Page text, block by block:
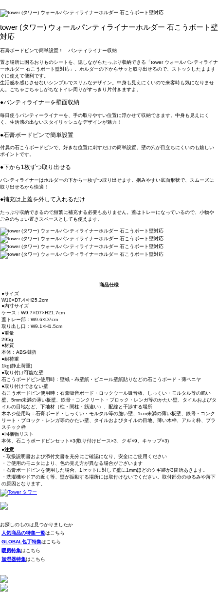
tower (タワー) ウォールパンティライナーホルダー 石こうボート壁
対応
石膏ボードピンで簡単設置！ パンティライナー収納
置き場所に困るおりものシートを、隠しながらたっぷり収納できる「tower ウォールパンティライナ
ーホルダー 石こうボート壁対応」。ホルダーの下からサッと取り出せるので、ストックしたまます
ぐに使えて便利です。
生活感を感じさせないシンプルでスリムなデザイン。中身も見えにくいので来客時も気になりませ
ん。ごちゃごちゃしがちなトイレ周りがすっきり片付きますよ。
●パンティライナーを壁面収納
毎日使うパンティーライナーを、手の取りやすい位置に浮かせて収納できます。中身も見えにく
く、生活感の出ないスタイリッシュなデザインが魅力！
●石膏ボードピンで簡単設置
付属の石こうボードピンで、好きな位置に刺すだけの簡単設置。壁の穴が目立ちにくいのも嬉しい
ポイントです。
●下から1枚ずつ取り出せる
パンティライナーはホルダーの下から一枚ずつ取り出せます。掴みやすい底面形状で、スムーズに
取り出せるから快適！
●補充は上蓋を外して入れるだけ
たっぷり収納できるので頻繁に補充する必要もありません。蓋はトレーになっているので、小物や
ごみのちょい置きスペースとしても使えます。
商品仕様
●サイズ
W10×D7.4×H25.2cm
●内寸サイズ
ケース：W9.7×D7×H21.7cm
蓋トレー部：W9.6×D7cm
取り出し口：W9.1×H1.5cm
●重量
295g
●材質
本体：ABS樹脂
●耐荷重
1kg(静止荷重)
●取り付け可能な壁
石こうボードピン使用時：壁紙・布壁紙・ビニール壁紙貼りなどの石こうボード・薄ベニヤ
●取り付けできない壁
石こうボードピン使用時：石膏吸音ボード・ロックウール吸音板、しっくい・モルタル等の脆い
壁、5mm未満の薄い板壁、鉄骨・コンクリート・ブロック・レンガ等のかたい壁、タイルおよびタ
イルの目地など、下地材（柱・間柱・筋違い）、配線と干渉する場所
木ネジ使用時：石膏ボード・しっくい・モルタル等の脆い壁、1cm未満の薄い板壁、鉄骨・コンク
リート・ブロック・レンガ等のかたい壁、タイルおよびタイルの目地、薄い木枠、アルミ枠、プラ
スチック枠
●同梱物リスト
本体、石こうボードピンセット×3(取り付けピース×3、クギ×9、キャップ×3)
●注意
・取扱説明書および添付文書を充分にご確認になり、安全にご使用ください
・ご使用のモニタにより、色の見え方が異なる場合がございます
・石膏ボードピンを使用した場合、1セットに対して壁に1mmほどのクギ跡が3箇所あきます。
・洗濯機やドアの近く等、壁が振動する場所には取付けないでください。取付部分のゆるみや落下
の原因となります。
お探しのものは見つかりましたか
人気商品の特集一覧はこちら
GLOBAL包丁特集はこちら
暖房特集はこちら
加湿器特集はこちら